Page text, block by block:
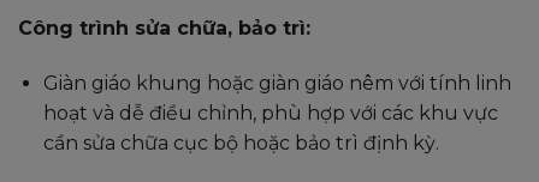
Công trình sửa chữa, bảo trì:
Giàn giáo khung hoặc giàn giáo nêm với tính linh
hoạt và dễ điều chỉnh, phù hợp với các khu vực
cần sửa chữa cục bộ hoặc bảo trì định kỳ.